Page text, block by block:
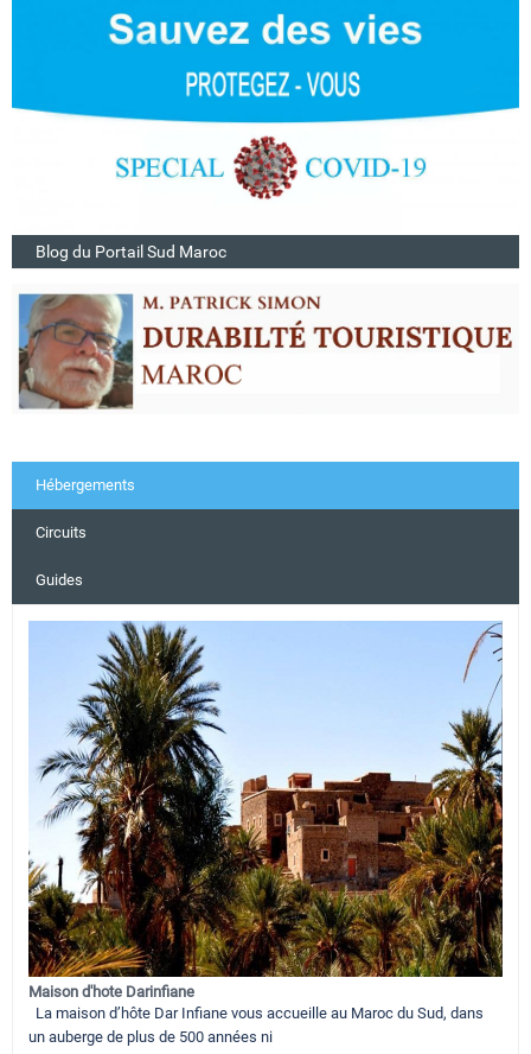
Blog du Portail Sud Maroc
Hébergements
Circuits
Guides
Maison d'hote Darinfiane
La maison d’hôte Dar Infiane vous accueille au Maroc du Sud, dans
un auberge de plus de 500 années ni